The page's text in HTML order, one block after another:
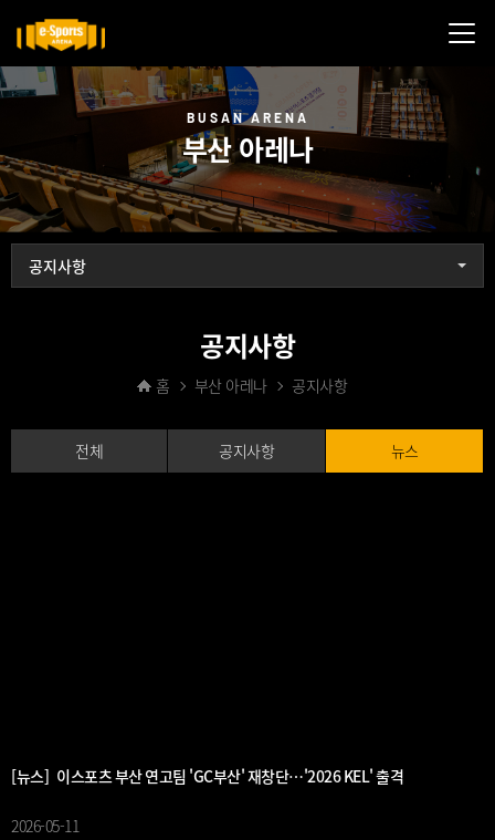
BUSAN ARENA
부산 아레나
공지사항
공지사항
홈 부산 아레나 공지사항
전체 공지사항 뉴스
[뉴스] 이스포츠 부산 연고팀 'GC부산' 재창단…'2026 KEL' 출격
2026-05-11